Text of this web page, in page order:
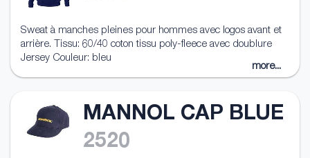
Sweat à manches pleines pour hommes avec logos avant et
arrière. Tissu: 60/40 coton tissu poly-fleece avec doublure
Jersey Couleur: bleu
more...
MANNOL CAP BLUE
2520